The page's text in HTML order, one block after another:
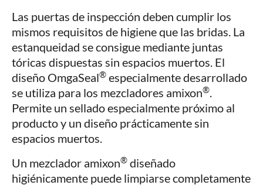
Las puertas de inspección deben cumplir los
mismos requisitos de higiene que las bridas. La
estanqueidad se consigue mediante juntas
tóricas dispuestas sin espacios muertos. El
diseño OmgaSeal® especialmente desarrollado
se utiliza para los mezcladores amixon®.
Permite un sellado especialmente próximo al
producto y un diseño prácticamente sin
espacios muertos.
Un mezclador amixon® diseñado
higiénicamente puede limpiarse completamente